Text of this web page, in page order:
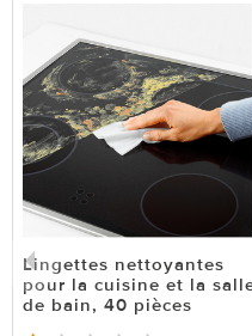
Lingettes nettoyantes
pour la cuisine et la
de bain, 40 pièces